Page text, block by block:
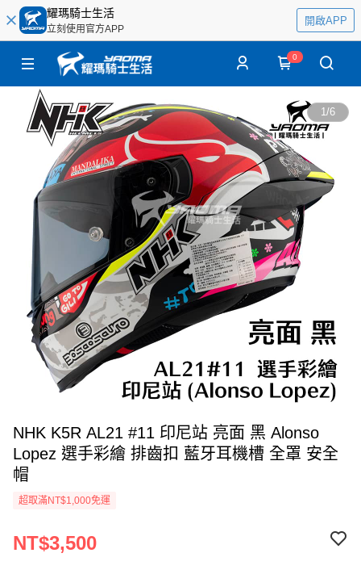
耀瑪騎士生活
立刻使用官方APP
開啟APP
0
1/6
NHK K5R AL21 #11 印尼站 亮面 黑 Alonso
Lopez 選手彩繪 排齒扣 藍牙耳機槽 全罩 安全
帽
超取滿NT$1,000免運
NT$3,500